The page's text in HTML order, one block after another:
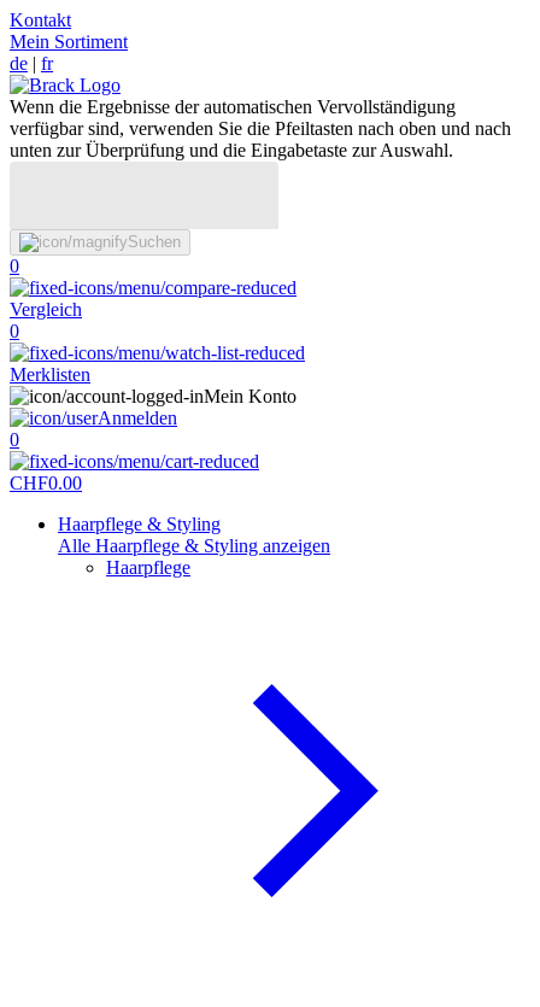
Kontakt
Mein Sortiment
de | fr
Wenn die Ergebnisse der automatischen Vervollständigung
verfügbar sind, verwenden Sie die Pfeiltasten nach oben und nach
unten zur Überprüfung und die Eingabetaste zur Auswahl.
Suchen
0
Vergleich
0
Merklisten
Mein Konto
Anmelden
0
CHF0.00
Haarpflege & Styling
Alle Haarpflege & Styling anzeigen
Haarpflege